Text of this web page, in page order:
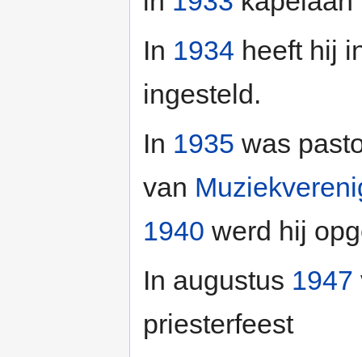
In 1934 heeft hij
ingesteld.
In 1935 was
van
1940 werd hij
In augustus 1947
priesterfeest